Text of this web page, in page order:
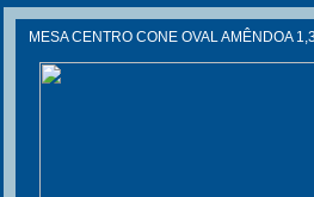
MESA CENTRO CONE OVAL AMÊNDOA